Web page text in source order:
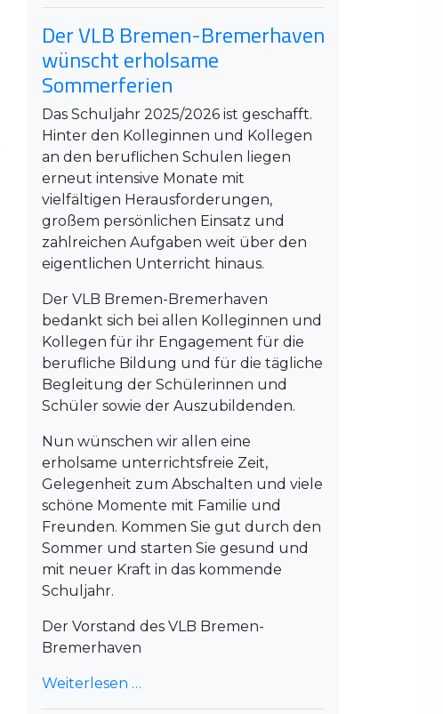
Der VLB Bremen-Bremerhaven
wünscht erholsame
Sommerferien
Das Schuljahr 2025/2026 ist geschafft.
Hinter den Kolleginnen und Kollegen
an den beruflichen Schulen liegen
erneut intensive Monate mit
vielfältigen Herausforderungen,
großem persönlichen Einsatz und
zahlreichen Aufgaben weit über den
eigentlichen Unterricht hinaus.
Der VLB Bremen-Bremerhaven
bedankt sich bei allen Kolleginnen und
Kollegen für ihr Engagement für die
berufliche Bildung und für die tägliche
Begleitung der Schülerinnen und
Schüler sowie der Auszubildenden.
Nun wünschen wir allen eine
erholsame unterrichtsfreie Zeit,
Gelegenheit zum Abschalten und viele
schöne Momente mit Familie und
Freunden. Kommen Sie gut durch den
Sommer und starten Sie gesund und
mit neuer Kraft in das kommende
Schuljahr.
Der Vorstand des VLB Bremen-
Bremerhaven
Weiterlesen …